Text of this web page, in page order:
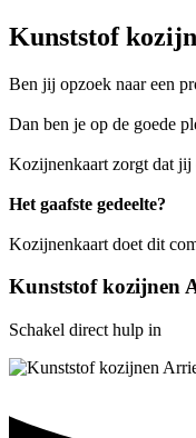
Kunststof
Ben jij opzoek naar een
Dan ben je op de goede
Kozijnenkaart zorgt dat jij
Het gaafste gedeelte?
Kozijnenkaart doet dit
Kunststof kozijnen
Schakel direct hulp in